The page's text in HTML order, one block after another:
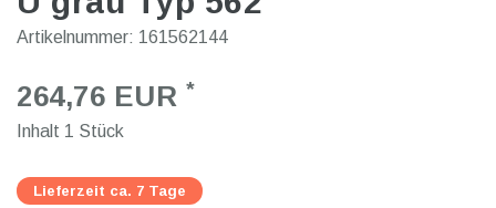
Artikelnummer: 161562144
264,76 EUR *
Inhalt 1 Stück
Lieferzeit ca. 7 Tage